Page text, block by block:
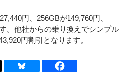
円、256GBが149,760円、
。他社からの乗り換えでシンプル
円割引となります。